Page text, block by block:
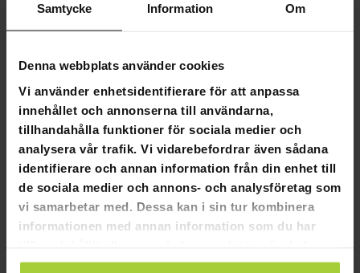
Samtycke Information Om
Denna webbplats använder cookies
Vi använder enhetsidentifierare för att anpassa
innehållet och annonserna till användarna,
tillhandahålla funktioner för sociala medier och
analysera vår trafik. Vi vidarebefordrar även sådana
identifierare och annan information från din enhet till
de sociala medier och annons- och analysföretag som
vi samarbetar med. Dessa kan i sin tur kombinera
informationen med annan information som du har
använt deras tjänster.
Flexibla betalningssätt
React Rullskidor Reservhjul 2 st Klassisk
Produktinformation: Utbyteshjul till rullskidor
Passar till: React Rullskidor Classic 700mm
Hjul: Gummi 70x45mm